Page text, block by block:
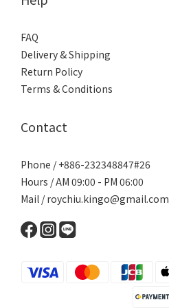
FAQ
Delivery & Shipping
Return Policy
Terms & Conditions
Contact
Phone / +886-232348847#26
Hours / AM 09:00 - PM 06:00
Mail / roychiu.kingo@gmail.com